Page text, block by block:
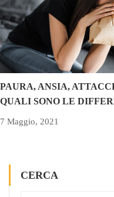
PAURA, ANSIA,
QUALI SONO LE
7 Maggio, 2021
CERCA